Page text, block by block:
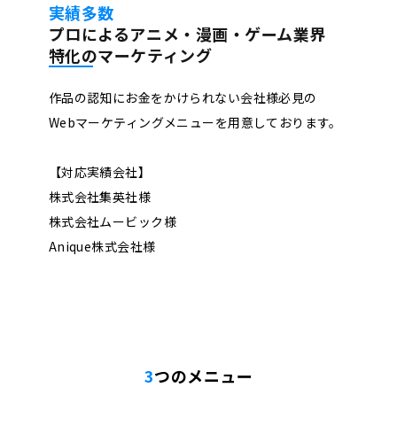
実績多数
プロによるアニメ・漫画・ゲーム業界
特化のマーケティング
作品の認知にお金をかけられない会社様必見の
Webマーケティングメニューを用意しております。
【対応実績会社】
株式会社集英社様
株式会社ムービック様
Anique株式会社様
3つのメニュー